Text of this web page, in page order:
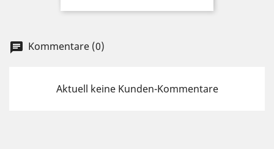
chat Kommentare (0)
Aktuell keine Kunden-Kommentare